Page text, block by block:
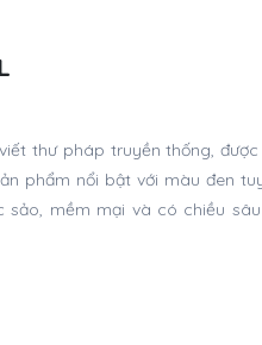
thư pháp truyền thống, được
phẩm nổi bật với màu đen
mềm mại và có chiều sâu